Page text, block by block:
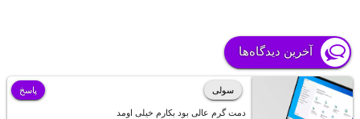
آخرین دیدگاه‌ها
سولی
دمت گرم عالی بود بکارم خیلی اومد
پاسخ